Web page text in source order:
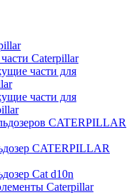
Caterpillar
части для
части для
CATERPILLAR
CATERPILLAR
Сat d10n
Caterpillar